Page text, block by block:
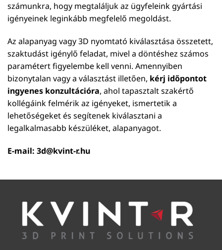
számunkra, hogy megtaláljuk az ügyfeleink gyártási
igényeinek leginkább megfelelő megoldást.
Az alapanyag vagy 3D nyomtató kiválasztása összetett,
szaktudást igénylő feladat, mivel a döntéshez számos
paramétert figyelembe kell venni. Amennyiben
bizonytalan vagy a választást illetően, kérj időpontot
ingyenes konzultációra, ahol tapasztalt szakértő
kollégáink felmérik az igényeket, ismertetik a
lehetőségeket és segítenek kiválasztani a
legalkalmasabb készüléket, alapanyagot.
E-mail: 3d@kvint-r.hu